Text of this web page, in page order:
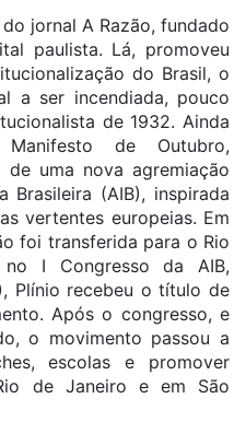
jornal A Razão, fundado
paulista. Lá, promoveu
do Brasil, o
a ser incendiada, pouco
de 1932. Ainda
de Outubro,
uma nova agremiação
Brasileira (AIB), inspirada
vertentes europeias. Em
foi transferida para o Rio
I Congresso da AIB,
Plínio recebeu o título de
Após o congresso, e
o movimento passou a
escolas e promover
de Janeiro e em São